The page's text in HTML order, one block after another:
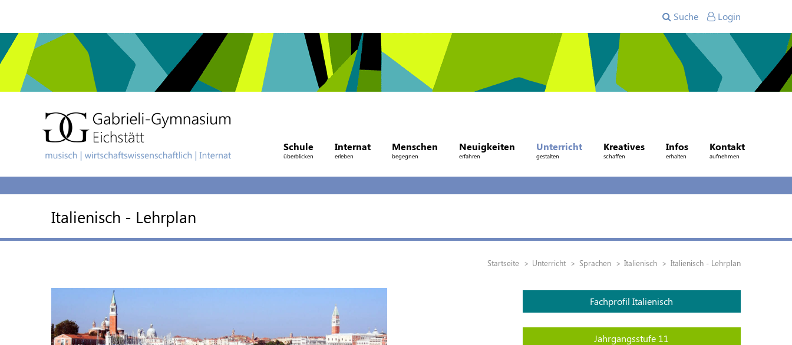
Suche Login
Schule
überblicken
Internat
erleben
Menschen
begegnen
Neuigkeiten
erfahren
Unterricht
gestalten
Kreatives
schaffen
Infos
erhalten
Kontakt
aufnehmen
Italienisch - Lehrplan
Startseite Unterricht Sprachen Italienisch Italienisch - Lehrplan
Fachprofil Italienisch
Jahrgangsstufe 11